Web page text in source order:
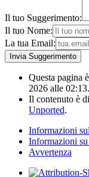
Il tuo Suggerimento:
Il tuo Nome:
La tua Email:
Questa pagina
2026 alle 02:13.
Il contenuto è
Unported.
Informazioni
Informazioni
Avvertenza